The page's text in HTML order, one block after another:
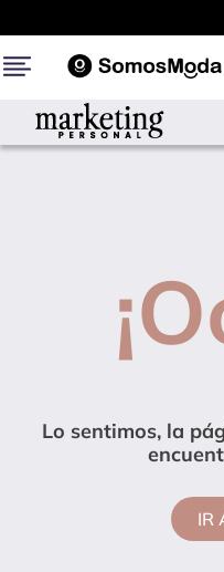
Lo sentimos, la
IR